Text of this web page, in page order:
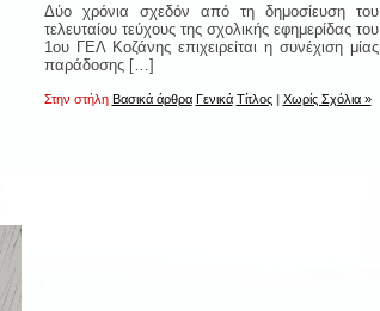
Δύο χρόνια σχεδόν από τη δημοσίευση του
τελευταίου τεύχους της σχολικής εφημερίδας του
1ου ΓΕΛ Κοζάνης επιχειρείται η συνέχιση μίας
παράδοσης […]
Στην στήλη Βασικά άρθρα Γενικά Τίτλος | Χωρίς Σχόλια »